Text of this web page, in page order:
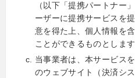
（以下「提携パートナー
ーザーに提携サービスを
意を得た上、個人情報を
ことができるものとします
当事業者は、本サービス
のウェブサイト（決済シ